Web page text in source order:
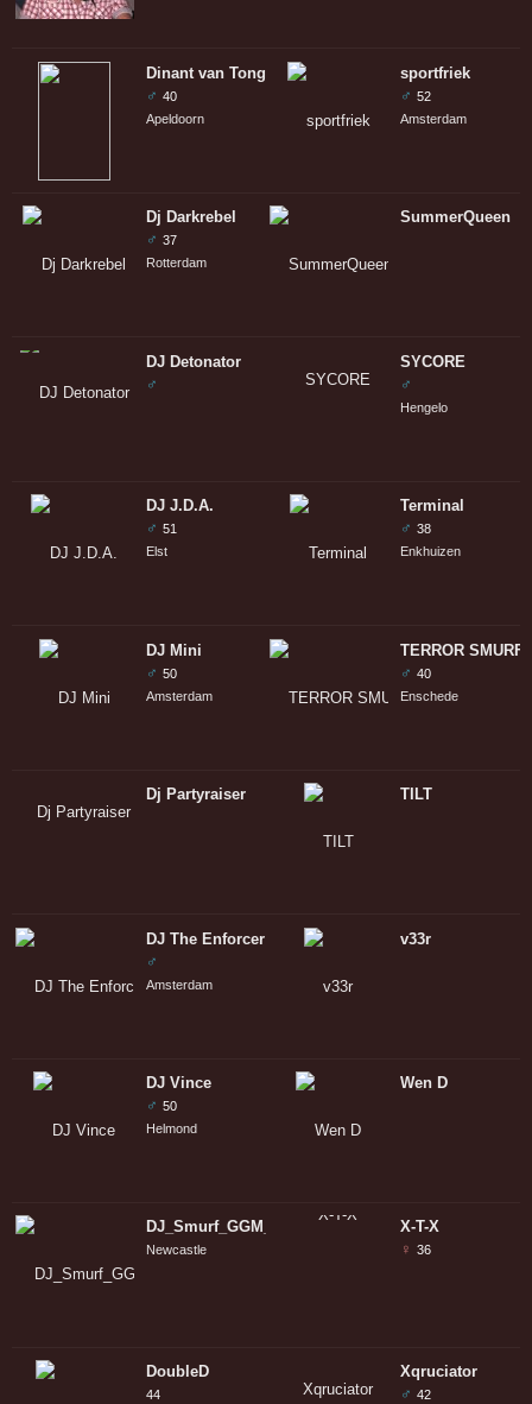
Dinant van Tongeren
♂ 40
Apeldoorn
Dj Darkrebel
♂ 37
Rotterdam
DJ Detonator
♂
DJ J.D.A.
♂ 51
Elst
DJ Mini
♂ 50
Amsterdam
Dj Partyraiser
DJ The Enforcer
♂
Amsterdam
DJ Vince
♂ 50
Helmond
DJ_Smurf_GGM_UK
Newcastle
DoubleD
44
sportfriek
♂ 52
Amsterdam
SummerQueen
SYCORE
♂
Hengelo
Terminal
♂ 38
Enkhuizen
TERROR
♂ 40
Enschede
TILT
v33r
Wen D
X-T-X
♀ 36
Xqruciator
♂ 42